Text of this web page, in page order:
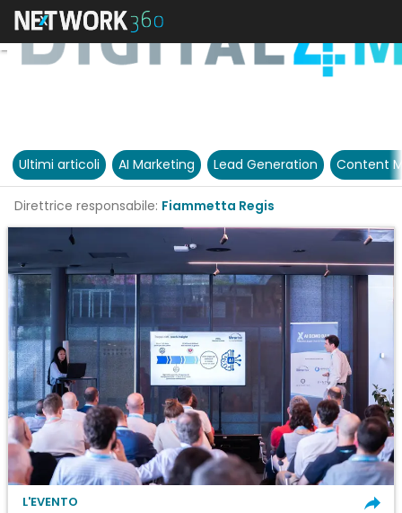
Ultimi articoli AI Marketing Lead Generation Content
Direttrice responsabile: Fiammetta Regis
L'EVENTO